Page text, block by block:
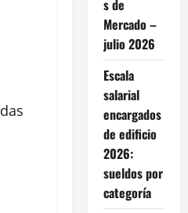
s de
Mercado –
julio 2026
Escala
salarial
encargados
de edificio
2026:
sueldos por
categoría